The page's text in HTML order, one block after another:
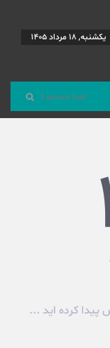
یکشنبه, 18 مرداد 1405
کرده اید ...